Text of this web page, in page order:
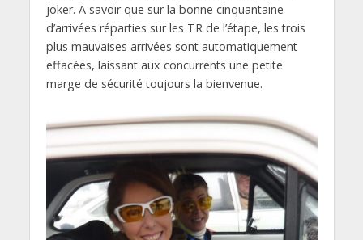
joker. A savoir que sur la bonne cinquantaine
d’arrivées réparties sur les TR de l’étape, les trois
plus mauvaises arrivées sont automatiquement
effacées, laissant aux concurrents une petite
marge de sécurité toujours la bienvenue.